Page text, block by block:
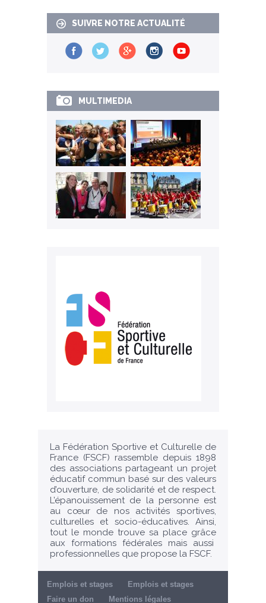
SUIVRE NOTRE ACTUALITÉ
MULTIMEDIA
La Fédération Sportive et Culturelle de
France (FSCF) rassemble depuis 1898
des associations partageant un projet
éducatif commun basé sur des valeurs
d’ouverture, de solidarité et de respect.
L’épanouissement de la personne est
au cœur de nos activités sportives,
culturelles et socio-éducatives. Ainsi,
tout le monde trouve sa place grâce
aux formations fédérales mais aussi
professionnelles que propose la FSCF.
Emplois et stages
Emplois et stages
Faire un don
Mentions légales